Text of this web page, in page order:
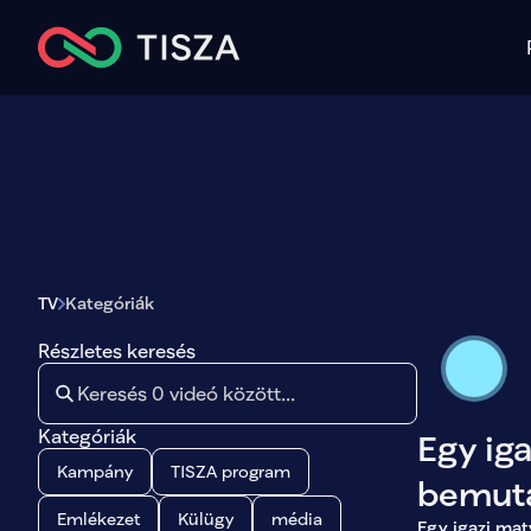
TV Kategóriák
Részletes keresés
Kategóriák
Kampány TISZA program
Emlékezet Külügy média
Egy
Egy igazi